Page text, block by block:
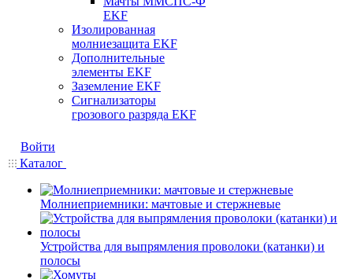
EKF
Изолированная
молниезащита EKF
Дополнительные
элементы EKF
Заземление EKF
Сигнализаторы
грозового разряда EKF
Войти
Каталог
Молниеприемники: мачтовые и стержневые
Устройства для выпрямления проволоки (катанки) и
полосы